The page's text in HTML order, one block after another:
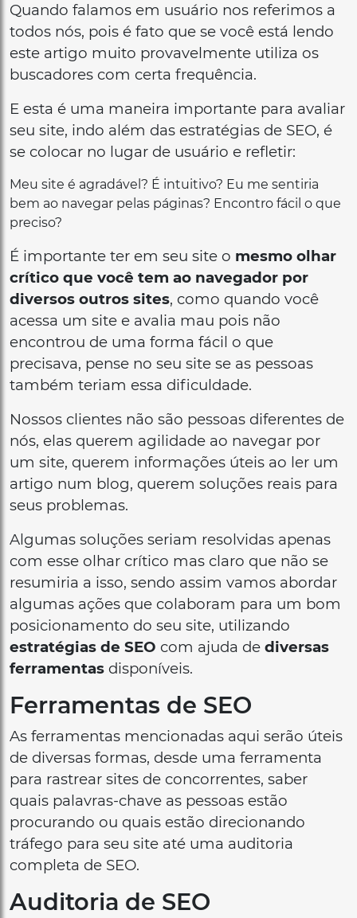
Quando falamos em usuário nos referimos a
todos nós, pois é fato que se você está lendo
este artigo muito provavelmente utiliza os
buscadores com certa frequência.
E esta é uma maneira importante para avaliar
seu site, indo além das estratégias de SEO, é
se colocar no lugar de usuário e refletir:
Meu site é agradável? É intuitivo? Eu me sentiria
bem ao navegar pelas páginas? Encontro fácil o que
preciso?
É importante ter em seu site o mesmo olhar
crítico que você tem ao navegador por
diversos outros sites, como quando você
acessa um site e avalia mau pois não
encontrou de uma forma fácil o que
precisava, pense no seu site se as pessoas
também teriam essa dificuldade.
Nossos clientes não são pessoas diferentes de
nós, elas querem agilidade ao navegar por
um site, querem informações úteis ao ler um
artigo num blog, querem soluções reais para
seus problemas.
Algumas soluções seriam resolvidas apenas
com esse olhar crítico mas claro que não se
resumiria a isso, sendo assim vamos abordar
algumas ações que colaboram para um bom
posicionamento do seu site, utilizando
estratégias de SEO com ajuda de diversas
ferramentas disponíveis.
Ferramentas de SEO
As ferramentas mencionadas aqui serão úteis
de diversas formas, desde uma ferramenta
para rastrear sites de concorrentes, saber
quais palavras-chave as pessoas estão
procurando ou quais estão direcionando
tráfego para seu site até uma auditoria
completa de SEO.
Auditoria de SEO